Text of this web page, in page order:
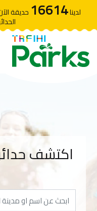
لدينا16614 حديقة
اكتشف